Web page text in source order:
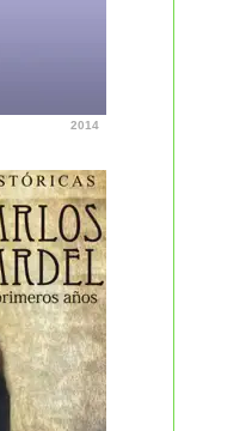
2014